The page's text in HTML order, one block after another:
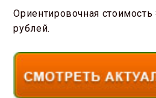
Ориентировочная
рублей.